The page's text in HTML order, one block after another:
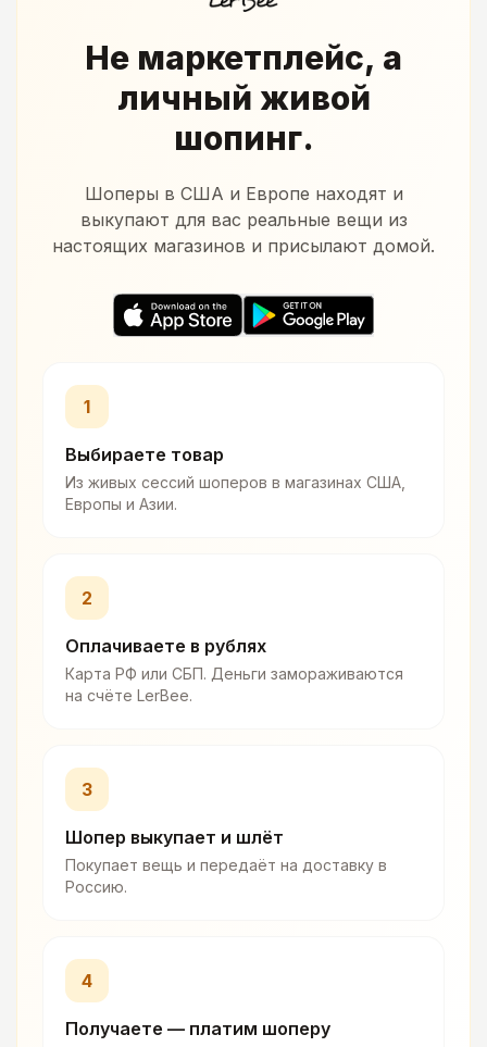
Не маркетплейс, а
личный живой
шопинг.
Шоперы в США и Европе находят и
выкупают для вас реальные вещи из
настоящих магазинов и присылают домой.
1
Выбираете товар
Из живых сессий шоперов в магазинах США,
Европы и Азии.
2
Оплачиваете в рублях
Карта РФ или СБП. Деньги замораживаются
на счёте LerBee.
3
Шопер выкупает и шлёт
Покупает вещь и передаёт на доставку в
Россию.
4
Получаете — платим шоперу